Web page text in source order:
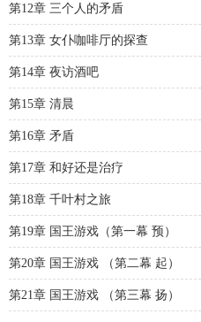
第12章 三个人的矛盾
第13章 女仆咖啡厅的探查
第14章 夜访酒吧
第15章 清晨
第16章 矛盾
第17章 和好还是治疗
第18章 千叶村之旅
第19章 国王游戏（第一幕 预）
第20章 国王游戏 （第二幕 起）
第21章 国王游戏 （第三幕 扬）